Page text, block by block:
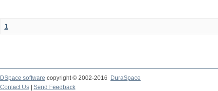
1
DSpace software copyright © 2002-2016
DuraSpace
Contact Us
Send Feedback